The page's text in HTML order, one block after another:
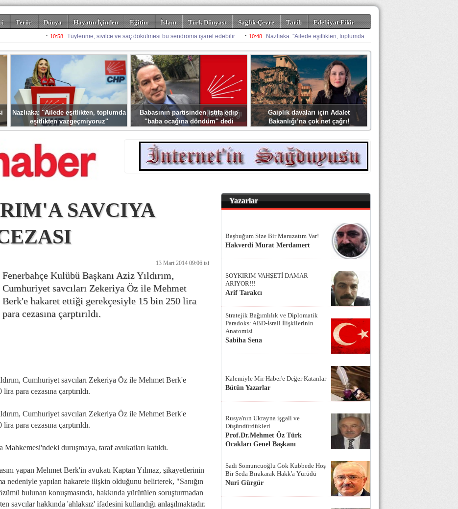
Terör Dünya Hayatın İçinden Eğitim İslam Türk Dünyası Sağlık-Çevre Tarih
Edebiyat-Fikir
Spor Misafir Kalem Foto Galeriler
Nazlıaka: ''Ailede eşitlikten, toplumda
eşitlikten vazgeçmiyoruz''
Babasının partisinden istifa edip
''baba ocağına döndüm'' dedi
Gaiplik davaları için Adalet
Bakanlığı’na çok net çağrı!
SAVCIYA
13 Mart 2014 09:06 tsi
Fenerbahçe Kulübü Başkanı Aziz Yıldırım,
Cumhuriyet savcıları Zekeriya Öz ile Mehmet
Berk'e hakaret ettiği gerekçesiyle 15 bin 250 lira
para cezasına çarptırıldı.
Cumhuriyet savcıları Zekeriya Öz ile Mehmet Berk'e
para cezasına çarptırıldı.
Cumhuriyet savcıları Zekeriya Öz ile Mehmet Berk'e
para cezasına çarptırıldı.
duruşmaya, taraf avukatları katıldı.
yapan Mehmet Berk'in avukatı Kaptan Yılmaz, şikayetlerinin
yapılan hakarete ilişkin olduğunu belirterek, "Sanığın
bulunan konuşmasında, hakkında yürütülen soruşturmadan
savcılar hakkında 'ahlaksız' ifadesini kullandığı anlaşılmaktadır.
Yazarlar
Başbuğum Size Bir Maruzatım Var!
Hakverdi Murat Merdamert
SOYKIRIM VAHŞETİ DAMAR
ARIYOR!!!
Arif Tarakcı
Stratejik Bağımlılık ve Diplomatik
Paradoks: ABD-İsrail İlişkilerinin
Anatomisi
Sabiha Sena
Kalemiyle Mir Haber'e Değer Katanlar
Bütün Yazarlar
Rusya'nın Ukrayna işgali ve
Düşündürdükleri
Prof.Dr.Mehmet Öz Türk
Ocakları Genel Başkanı
Sadi Somuncuoğlu Gök Kubbede Hoş
Bir Seda Bırakarak Hakk'a Yürüdü
Nuri Gürgür